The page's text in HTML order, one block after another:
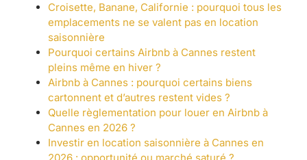
Croisette, Banane, Californie : pourquoi tous les
emplacements ne se valent pas en location
saisonnière
Pourquoi certains Airbnb à Cannes restent
pleins même en hiver ?
Airbnb à Cannes : pourquoi certains biens
cartonnent et d’autres restent vides ?
Quelle règlementation pour louer en Airbnb à
Cannes en 2026 ?
Investir en location saisonnière à Cannes en